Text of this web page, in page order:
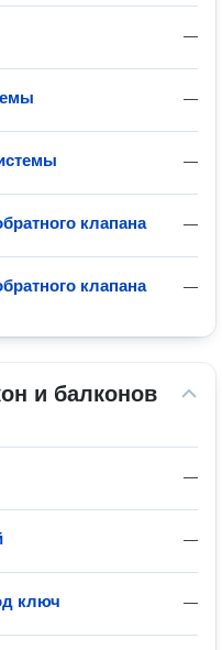
—
—
—
—
клапана
—
клапана
и балконов
—
—
—
ключ